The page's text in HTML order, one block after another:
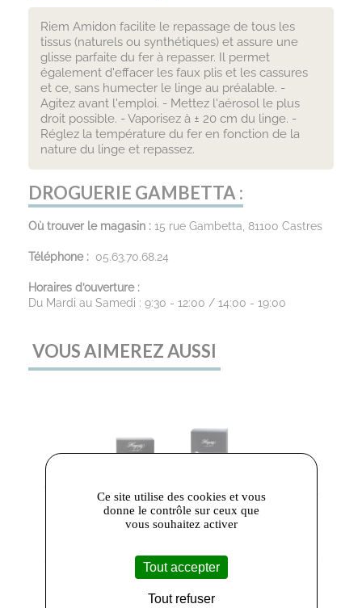
Riem Amidon facilite le repassage de tous les
tissus (naturels ou synthétiques) et assure une
glisse parfaite du fer à repasser. Il permet
également d'effacer les faux plis et les cassures
et ce, sans humecter le linge au préalable. -
Agitez avant l'emploi. - Mettez l'aérosol le plus
droit possible. - Vaporisez à ± 20 cm du linge. -
Réglez la température du fer en fonction de la
nature du linge et repassez.
DROGUERIE GAMBETTA :
Où trouver le magasin : 15 rue Gambetta, 81100 Castres
Téléphone : 05.63.70.68.24
Horaires d’ouverture :
Du Mardi au Samedi : 9:30 - 12:00 / 14:00 - 19:00
VOUS AIMEREZ AUSSI
Hagerty Silver &
Hagerty
Wilkens Hagerty
Ce site utilise des cookies et vous
donne le contrôle sur ceux que
vous souhaitez activer
Tout accepter
Tout refuser